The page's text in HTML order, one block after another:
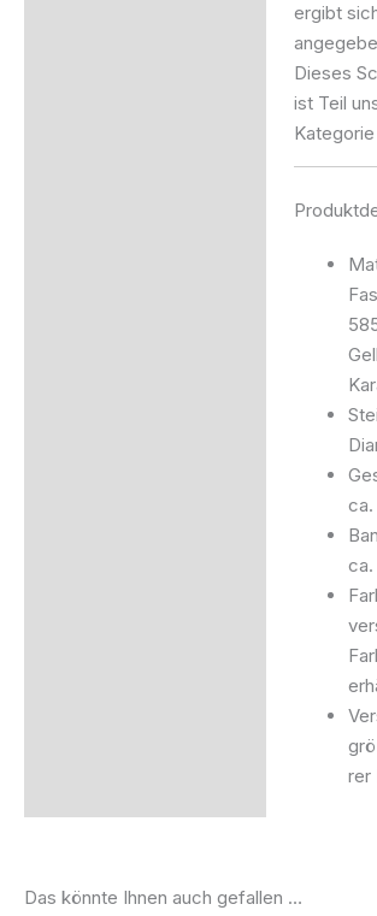
ergibt
Dieses
ist Teil
Kategorie
ca.
ca.
rer
Das könnte Ihnen auch gefallen …